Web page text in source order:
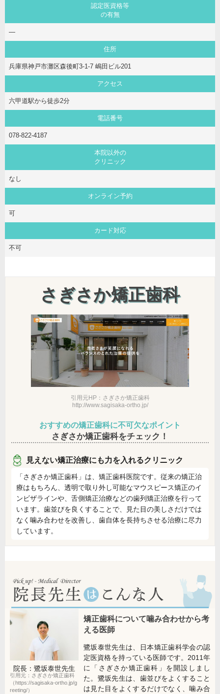
認定医資格等
の有無
―
住所
兵庫県神戸市灘区森後町3-1-7 嶋田ビル201
アクセス
六甲道駅から徒歩2分
電話番号
078-822-4187
本院以外の
クリニック
なし
オンライン予約
可
カード対応
不可
さぎさか矯正歯科
引用元HP：さぎさか矯正歯科
http://www.sagisaka-ortho.jp/
おすすめの矯正歯科に不可欠なポイント
さぎさか矯正歯科をチェック！
見えない矯正治療にも力を入れるクリニック
「さぎさか矯正歯科」は、矯正歯科医院です。従来の矯正治
療はもちろん、透明で取り外し可能なマウスピース矯正のイ
ンビザラインや、舌側矯正治療などの歯列矯正治療を行って
います。歯並びを良くすることで、見た目の美しさだけでは
なく噛み合わせを改善し、歯自体を長持ちさせる治療に尽力
しています。
院長：鷺坂泰世先生
引用元：さぎさか矯正歯科
（https://sagisaka-ortho.jp/g
reeting/）
矯正歯科について噛み合わせから考
える医師
鷺坂泰世先生は、日本矯正歯科学会の認
定医資格を持っている医師です。2011年
に「さぎさか矯正歯科」を開設しまし
た。鷺坂先生は、歯並びをよくすること
は見た目をよくするだけでなく、噛み合